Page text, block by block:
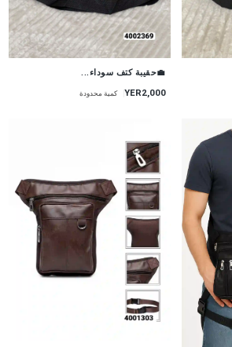
💼حقيبة كتف سوداء...
YER2,000 كمية محدودة